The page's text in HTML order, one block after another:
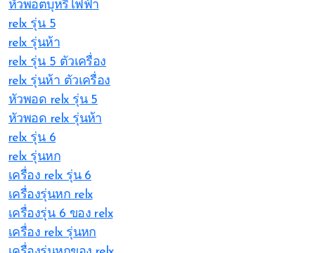
หัวพอตบุหรี่ไฟฟ้า
relx รุ่น 5
relx รุ่นห้า
relx รุ่น 5 ตัวเครื่อง
relx รุ่นห้า ตัวเครื่อง
หัวพอด relx รุ่น 5
หัวพอด relx รุ่นห้า
relx รุ่น 6
relx รุ่นหก
เครื่อง relx รุ่น 6
เครื่องรุ่นหก relx
เครื่องรุ่น 6 ของ relx
เครื่อง relx รุ่นหก